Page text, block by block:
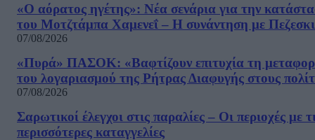
«Ο αόρατος ηγέτης»: Νέα σενάρια για την
του Μοτζτάμπα Χαμενεΐ – Η συνάντηση με
07/08/2026
«Πυρά» ΠΑΣΟΚ: «Βαφτίζουν επιτυχία τη
του λογαριασμού της Ρήτρας Διαφυγής στους
07/08/2026
Σαρωτικοί έλεγχοι στις παραλίες – Οι περιοχές με
περισσότερες καταγγελίες